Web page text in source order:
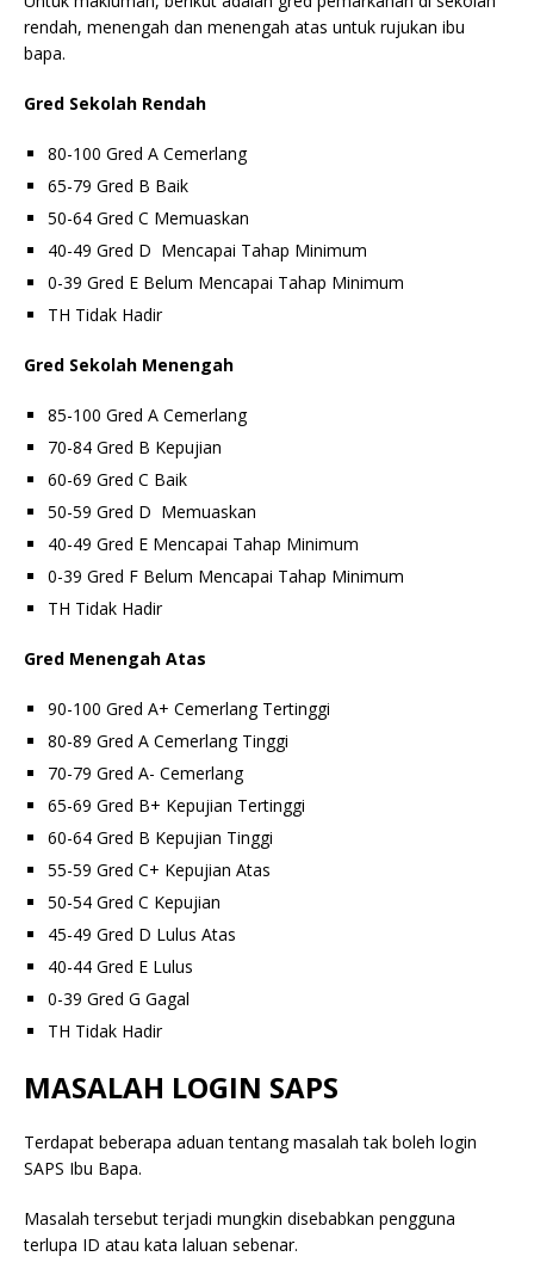
rendah, menengah dan menengah atas untuk rujukan ibu
bapa.
Gred Sekolah Rendah
80-100 Gred A Cemerlang
65-79 Gred B Baik
50-64 Gred C Memuaskan
40-49 Gred D Mencapai Tahap Minimum
0-39 Gred E Belum Mencapai Tahap Minimum
TH Tidak Hadir
Gred Sekolah Menengah
85-100 Gred A Cemerlang
70-84 Gred B Kepujian
60-69 Gred C Baik
50-59 Gred D Memuaskan
40-49 Gred E Mencapai Tahap Minimum
0-39 Gred F Belum Mencapai Tahap Minimum
TH Tidak Hadir
Gred Menengah Atas
90-100 Gred A+ Cemerlang Tertinggi
80-89 Gred A Cemerlang Tinggi
70-79 Gred A- Cemerlang
65-69 Gred B+ Kepujian Tertinggi
60-64 Gred B Kepujian Tinggi
55-59 Gred C+ Kepujian Atas
50-54 Gred C Kepujian
45-49 Gred D Lulus Atas
40-44 Gred E Lulus
0-39 Gred G Gagal
TH Tidak Hadir
MASALAH LOGIN SAPS
Terdapat beberapa aduan tentang masalah tak boleh login
SAPS Ibu Bapa.
Masalah tersebut terjadi mungkin disebabkan pengguna
terlupa ID atau kata laluan sebenar.